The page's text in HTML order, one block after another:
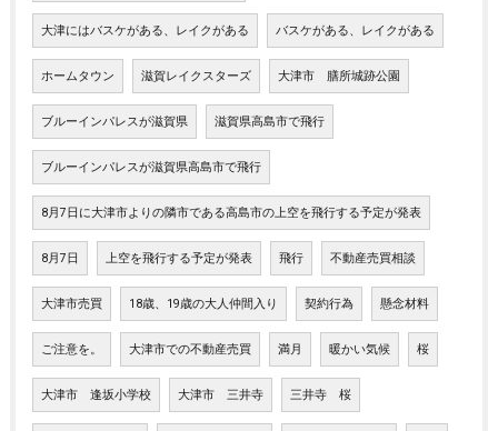
大津にはバスケがある、レイクがある バスケがある、レイクがある
ホームタウン 滋賀レイクスターズ 大津市 膳所城跡公園
ブルーインパレスが滋賀県 滋賀県高島市で飛行
ブルーインパレスが滋賀県高島市で飛行
8月7日に大津市よりの隣市である高島市の上空を飛行する予定が発表
8月7日 上空を飛行する予定が発表 飛行 不動産売買相談
大津市売買 18歳、19歳の大人仲間入り 契約行為 懸念材料
ご注意を。 大津市での不動産売買 満月 暖かい気候 桜
大津市 逢坂小学校 大津市 三井寺 三井寺 桜